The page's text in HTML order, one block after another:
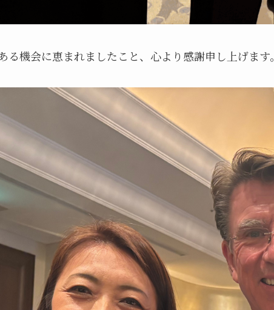
る機会に恵まれましたこと、心より感謝申し上げます。